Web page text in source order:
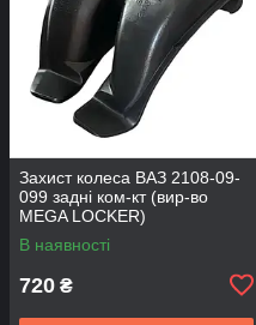
Захист колеса ВАЗ 2108-09-
099 задні ком-кт (вир-во
MEGA LOCKER)
В наявності
720 ₴